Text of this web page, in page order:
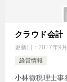
クラウド会計
更新日： 2017年9
経営情報
小林徹税理士